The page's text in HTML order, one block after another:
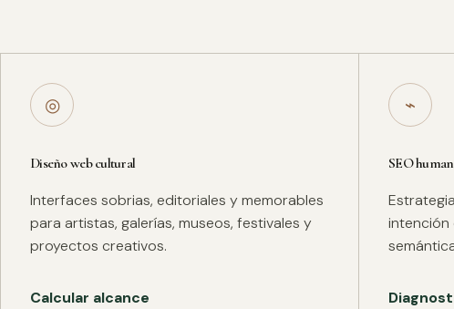
◎
Diseño web cultural
Interfaces sobrias, editoriales y memorables
para artistas, galerías, museos, festivales y
proyectos creativos.
Calcular alcance
⌁
SEO
intención